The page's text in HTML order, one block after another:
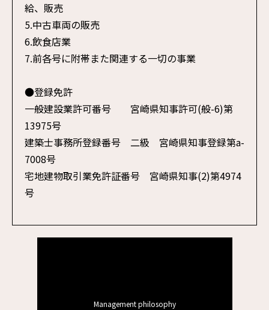
給、販売
5.中古車両の販売
6.飲食店業
7.前各号に附帯また関連する一切の事業
●登録免許
一般建設業許可番号 宮崎県知事許可(般-6)第
13975号
建築士事務所登録番号 二級 宮崎県知事登録第a-
7008号
宅地建物取引業免許証番号 宮崎県知事(2)第4974
号
Management philosophy